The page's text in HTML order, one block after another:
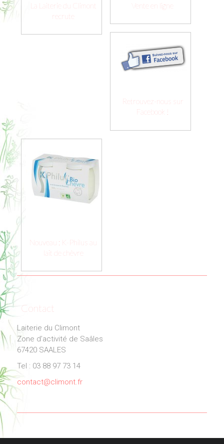
La Laiterie du Climont
recrute
Vente en ligne
Retrouvez-nous sur
Facebook !
Nouveau : K-Philus au
lait de chèvre
Contact
Laiterie du Climont
Zone d’activité de Saâles
67420 SAALES
Tel : 03 88 97 73 14
contact@climont.fr